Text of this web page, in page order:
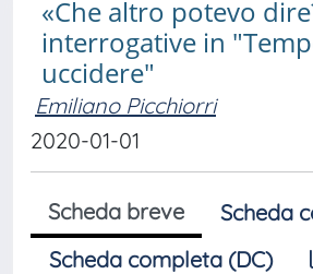
«Che altro potevo
interrogative in
uccidere"
Emiliano Picchiorri
2020-01-01
Scheda breve
Scheda
Scheda completa (DC)